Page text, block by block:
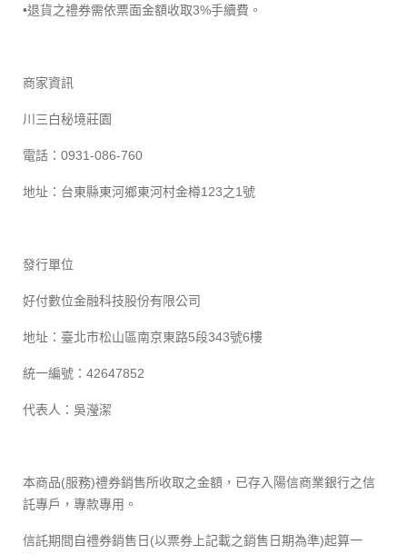
•退貨之禮券需依票面金額收取3%手續費。
商家資訊
川三白秘境莊園
電話：0931-086-760
地址：台東縣東河鄉東河村金樽123之1號
發行單位
好付數位金融科技股份有限公司
地址：臺北市松山區南京東路5段343號6樓
統一編號：42647852
代表人：吳瀅潔
本商品(服務)禮券銷售所收取之金額，已存入陽信商業銀行之信
託專戶，專款專用。
信託期間自禮券銷售日(以票券上記載之銷售日期為準)起算一